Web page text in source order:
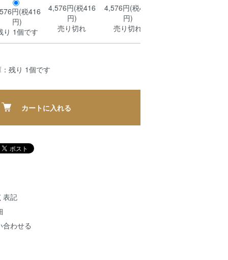
円(税416
円)
り 1個です
4,576円(税416
円)
売り切れ
4,576円(税416
円)
売り切れ
残り 1個です
カートに入れる
表記
合わせる